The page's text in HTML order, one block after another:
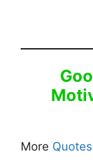
More